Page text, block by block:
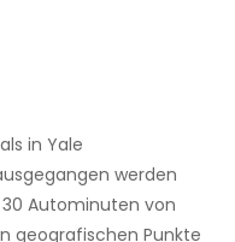
in Yale
werden
30 Autominuten von
geografischen Punkte